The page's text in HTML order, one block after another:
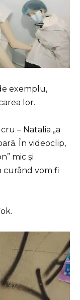
exemplu,
lor.
– Natalia „a
În videoclip,
mic și
curând vom fi